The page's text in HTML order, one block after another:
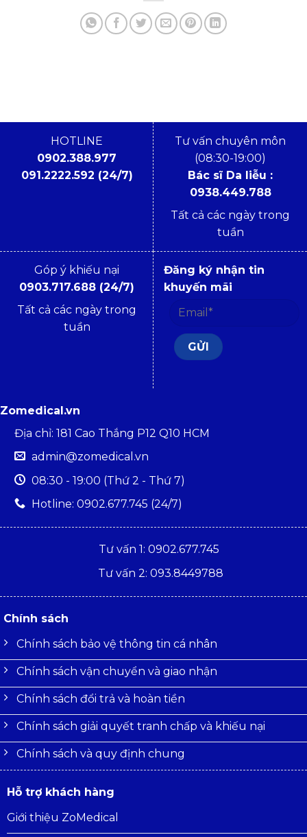
HOTLINE
0902.388.977
091.2222.592 (24/7)
Tư vấn chuyên môn
(08:30-19:00)
Bác sĩ Da liễu :
0938.449.788
Tất cả các ngày trong
tuần
Góp ý khiếu nại
0903.717.688 (24/7)
Tất cả các ngày trong
tuần
Đăng ký nhận tin
khuyến mãi
Zomedical.vn
Địa chỉ: 181 Cao Thắng P12 Q10 HCM
admin@zomedical.vn
08:30 - 19:00 (Thứ 2 - Thứ 7)
Hotline: 0902.677.745 (24/7)
Tư vấn 1: 0902.677.745
Tư vấn 2: 093.8449788
Chính sách
Chính sách bảo vệ thông tin cá nhân
Chính sách vận chuyển và giao nhận
Chính sách đổi trả và hoàn tiền
Chính sách giải quyết tranh chấp và khiếu nại
Chính sách và quy định chung
Hỗ trợ khách hàng
Giới thiệu ZoMedical